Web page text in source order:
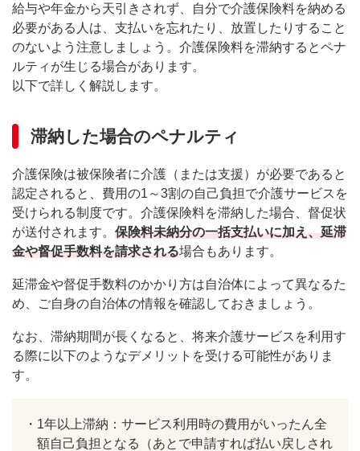
給与や年金から天引きされず、自分で介護保険料を納める
必要がある人は、支払いを忘れたり、放置したりすること
のないよう注意しましょう。介護保険料を滞納するとペナ
ルティが生じる場合があります。
以下で詳しく解説します。
滞納した場合のペナルティ
介護保険は被保険者に介護（または支援）が必要であると
認定されると、費用の1～3割の自己負担で介護サービスを
受けられる制度です。介護保険料を滞納した場合、督促状
が送付されます。 保険料未納分の一括支払いに加え、延滞
金や督促手数料を請求される場合もあります。
延滞金や督促手数料のかかり方は自治体によって異なるた
め、ご自身の自治体の情報を確認しておきましょう。
なお、滞納期間が長くなると、将来介護サービスを利用す
る際に以下のようなデメリットを受ける可能性がありま
す。
・ 1年以上滞納：サービス利用時の費用がいったん全
額自己負担となる（あとで申請すれば払い戻しされ